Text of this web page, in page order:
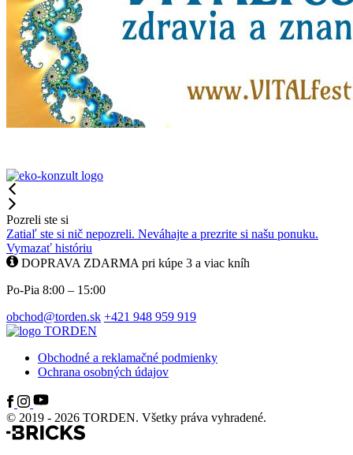
Pozreli ste si
Zatiaľ ste si nič nepozreli. Neváhajte a prezrite si našu ponuku.
Vymazať históriu
DOPRAVA ZDARMA pri kúpe 3 a viac kníh
Po-Pia 8:00 – 15:00
obchod@torden.sk +421 948 959 919
Obchodné a reklamačné podmienky
Ochrana osobných údajov
© 2019 - 2026 TORDEN. Všetky práva vyhradené.